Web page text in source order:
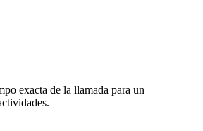
exacta de la llamada para un